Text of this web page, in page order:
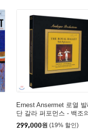
Ernest Ansermet 로열
단 갈라 퍼포먼스 - 백조
호수, 호두까기 인형, 잠
는 미녀 [5LP 박스 세트]
299,000원 (19% 할인)